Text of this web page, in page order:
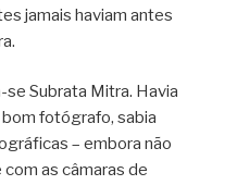
jamais haviam antes
Subrata Mitra. Havia
fotógrafo, sabia
– embora não
as câmaras de